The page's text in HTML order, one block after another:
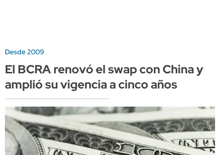
Desde 2009
El BCRA renovó el swap con China y
amplió su vigencia a cinco años